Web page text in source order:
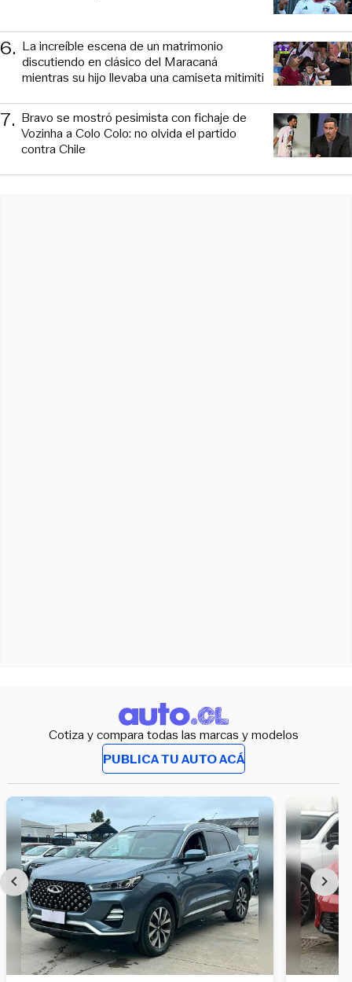
6. La increíble escena de un matrimonio
discutiendo en clásico del Maracaná
mientras su hijo llevaba una camiseta mitimiti
7. Bravo se mostró pesimista con fichaje de
Vozinha a Colo Colo: no olvida el partido
contra Chile
Cotiza y compara todas las marcas y modelos
PUBLICA TU AUTO ACÁ